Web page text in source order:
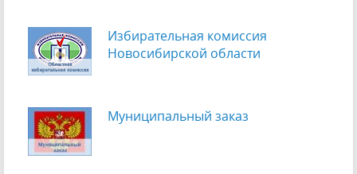
Избирательная комиссия
Новосибирской области
Муниципальный заказ